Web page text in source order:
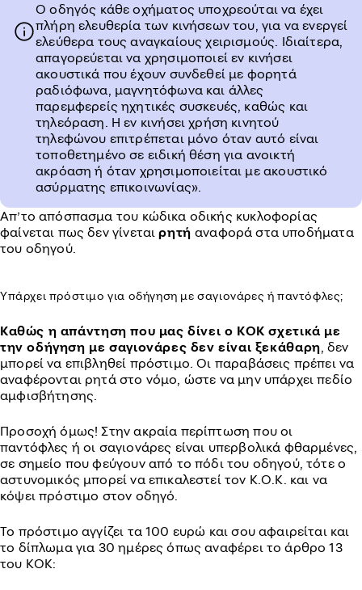
Ο οδηγός κάθε οχήματος υποχρεούται να έχει
πλήρη ελευθερία των κινήσεων του, για να ενεργεί
ελεύθερα τους αναγκαίους χειρισμούς. Ιδιαίτερα,
απαγορεύεται να χρησιμοποιεί εν κινήσει
ακουστικά που έχουν συνδεθεί με φορητά
ραδιόφωνα, μαγνητόφωνα και άλλες
παρεμφερείς ηχητικές συσκευές, καθώς και
τηλεόραση. Η εν κινήσει χρήση κινητού
τηλεφώνου επιτρέπεται μόνο όταν αυτό είναι
τοποθετημένο σε ειδική θέση για ανοικτή
ακρόαση ή όταν χρησιμοποιείται με ακουστικό
ασύρματης επικοινωνίας».
Απ’το απόσπασμα του κώδικα οδικής κυκλοφορίας
φαίνεται πως δεν γίνεταιρητή αναφορά στα υποδήματα
του οδηγού.
Υπάρχει πρόστιμο για οδήγηση με σαγιονάρες ή παντόφλες;
Καθώς η απάντηση που μας δίνει ο ΚΟΚ σχετικά με
την οδήγηση με σαγιονάρες δεν είναι ξεκάθαρη, δεν
μπορεί να επιβληθεί πρόστιμο. Οι παραβάσεις πρέπει να
αναφέρονται ρητά στο νόμο, ώστε να μην υπάρχει πεδίο
αμφισβήτησης.
Προσοχή όμως! Στην ακραία περίπτωση που οι
παντόφλες ή οι σαγιονάρες είναι υπερβολικά φθαρμένες,
σε σημείο που φεύγουν από το πόδι του οδηγού, τότε ο
αστυνομικός μπορεί να επικαλεστεί τον Κ.Ο.Κ. και να
κόψει πρόστιμο στον οδηγό.
Το πρόστιμο αγγίζει τα 100 ευρώ και σου αφαιρείται και
το δίπλωμα για 30 ημέρες όπως αναφέρει το άρθρο 13
του ΚΟΚ: